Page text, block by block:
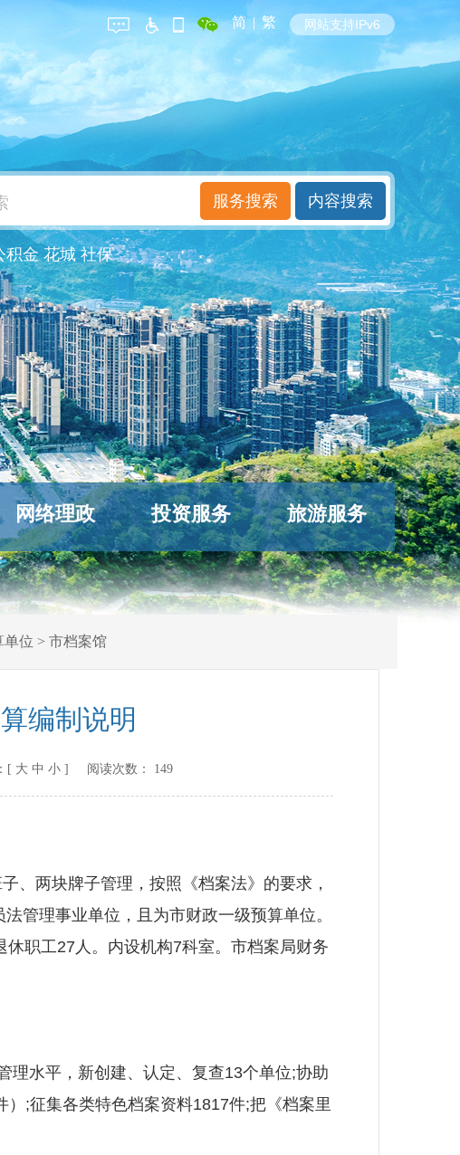
简 | 繁 网站支持IPv6
积金 花城 社保
网络理政 投资服务 旅游服务
单位 > 市档案馆
编制说明
[ 大 中 小 ] 阅读次数： 149
两块牌子管理，按照《档案法》的要求，
管理事业单位，且为市财政一级预算单位。
职工27人。内设机构7科室。市档案局财务
水平，新创建、认定、复查13个单位;协助
;征集各类特色档案资料1817件;把《档案里